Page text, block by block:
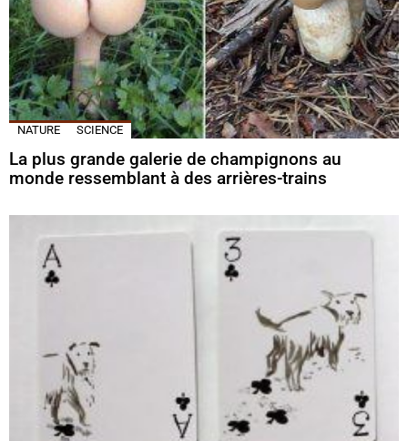
NATURE SCIENCE
La plus grande galerie de champignons au
monde ressemblant à des arrières-trains